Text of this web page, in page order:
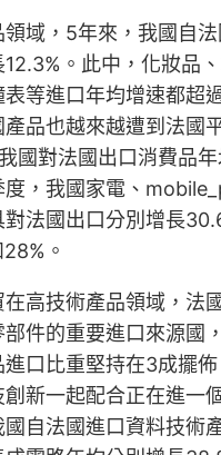
領域，5年來，我國自
。此中，化妝品
表等進口年均增速都超
品也越來越遭到法國
國對法國出口消費品年
度，我國家電、
對法國出口分別增長
。
在高技術產品領域，法
件的重要進口來源國
進口比重堅持在3成擺
創新一起配合正在進一
國自法國進口資料技術